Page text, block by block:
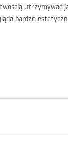
bardzo